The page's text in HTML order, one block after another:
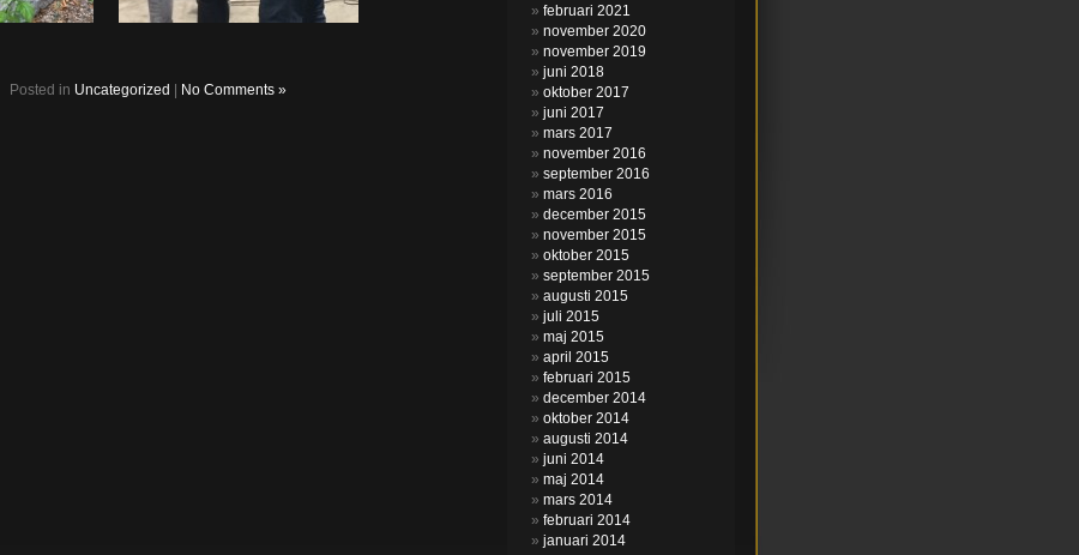
Posted in Uncategorized No Comments »
februari 2021
november 2020
november 2019
juni 2018
oktober 2017
juni 2017
mars 2017
november 2016
september 2016
mars 2016
december 2015
november 2015
oktober 2015
september 2015
augusti 2015
juli 2015
maj 2015
april 2015
februari 2015
december 2014
oktober 2014
augusti 2014
juni 2014
maj 2014
mars 2014
februari 2014
januari 2014